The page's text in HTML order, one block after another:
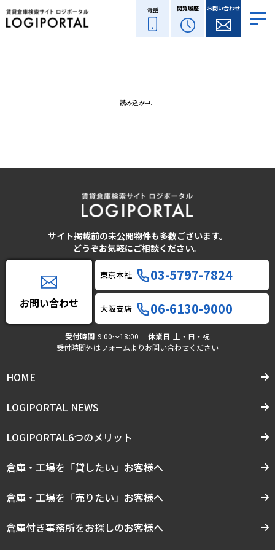
電話 閲覧履歴 お問い合わせ
読み込み中...
サイト掲載前の未公開物件も多数ございます。
どうぞお気軽にご相談ください。
お問い合わせ
東京本社 03-5797-7824
大阪支店 06-6130-9000
受付時間 9:00〜18:00 休業日 土・日・祝
受付時間外はフォームよりお問い合わせください
HOME
LOGIPORTAL NEWS
LOGIPORTAL6つのメリット
倉庫・工場を「貸したい」お客様へ
倉庫・工場を「売りたい」お客様へ
倉庫付き事務所をお探しのお客様へ